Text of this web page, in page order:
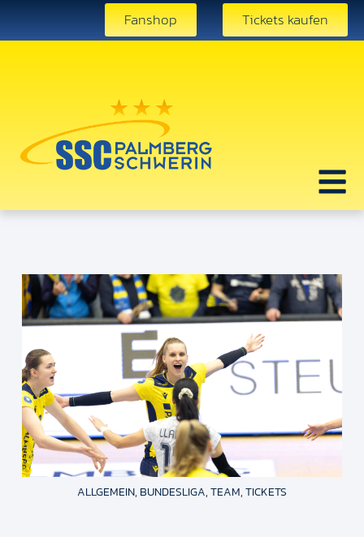
Fanshop Tickets kaufen
ALLGEMEIN, BUNDESLIGA,TEAM,TICKETS